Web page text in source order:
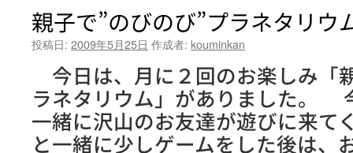
ク
バ
レ
第
4
回
は
の
除
草
業
を
行
い
ま
親子で”のびのび”プラネタリウ
投稿日: 2009年5月25日 作成者: kouminkan
今日は、月に２回のお楽しみ「
ラネタリウム」がありました。
一緒に沢山のお友達が遊びに来て
と一緒に少しゲームをした後は、